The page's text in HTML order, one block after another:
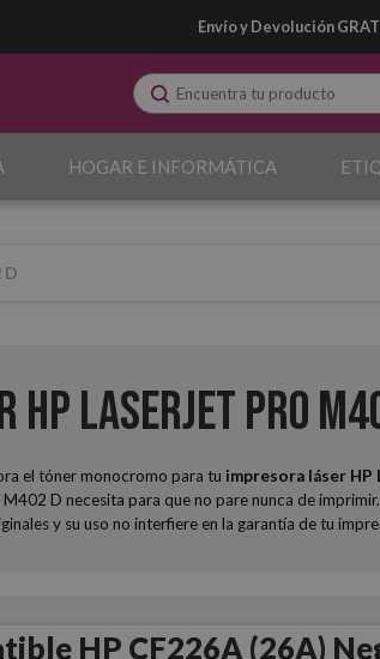
Envío y Devolución
HOGAR E INFORMÁTICA
D
HP LaserJet Pro
el tóner monocromo para tu impresora láser HP
D necesita para que no pare nunca de
y su uso no interfiere en la garantía de tu
HP CF226A (26A)